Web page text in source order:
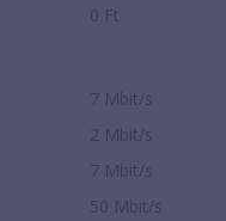
0 Ft
7 Mbit/s
2 Mbit/s
7 Mbit/s
50 Mbit/s